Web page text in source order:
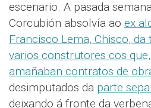
escenario. A pasada
Corcubión absolvía ao ex
Francisco Lema, Chisco,
varios construtores cos
amañaban contratos de
desimputados da parte
deixando á fronte da